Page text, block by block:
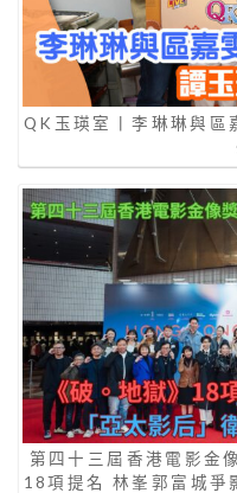
QK玉瑛室丨李琳琳與區
第四十三屆香港電影金
18項提名 林峯郭富城爭